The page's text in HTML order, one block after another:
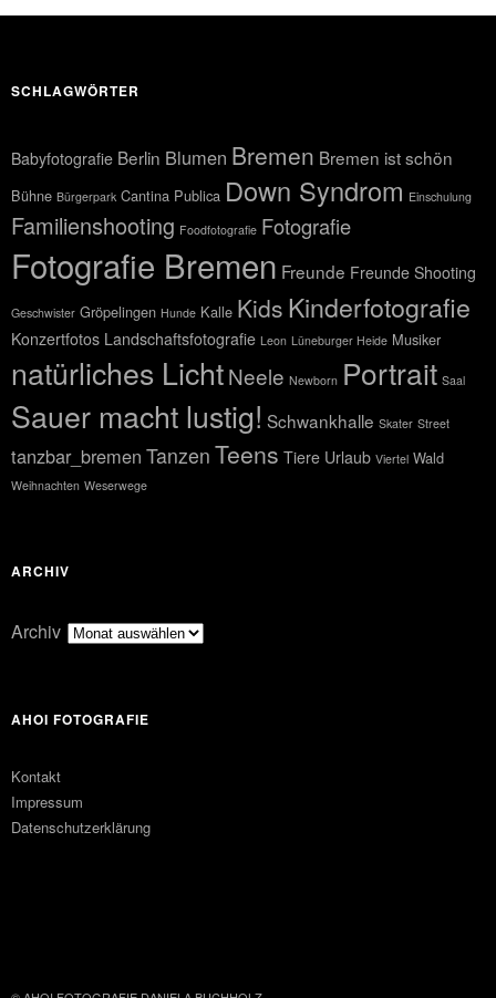
SCHLAGWÖRTER
Babyfotografie Berlin Blumen Bremen Bremen ist schön
Bühne Bürgerpark Cantina Publica Down Syndrom Einschulung
Familienshooting Foodfotografie Fotografie
Fotografie Bremen Freunde Freunde Shooting
Geschwister Gröpelingen Hunde Kalle Kids Kinderfotografie
Konzertfotos Landschaftsfotografie Leon Lüneburger Heide Musiker
natürliches LichtNeele Newborn Portrait Saal
Sauer macht lustig! Schwankhalle Skater Street
tanzbar_bremen Tanzen Teens Tiere Urlaub Viertel Wald
Weihnachten Weserwege
ARCHIV
Archiv
AHOI FOTOGRAFIE
Kontakt
Impressum
Datenschutzerklärung